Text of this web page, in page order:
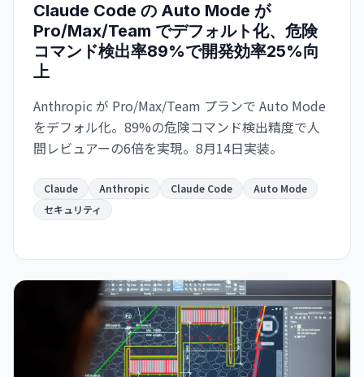
Claude Code の Auto Mode が
Pro/Max/Team でデフォルト化、危険
コマンド検出率89%で開発効率25%向
上
Anthropic が Pro/Max/Team プランで Auto Mode
をデフォル化。89%の危険コマンド検出精度で人
間レビュアーの6倍を実現。8月14日実装。
Claude Anthropic Claude Code
Auto Mode
セキュリティ